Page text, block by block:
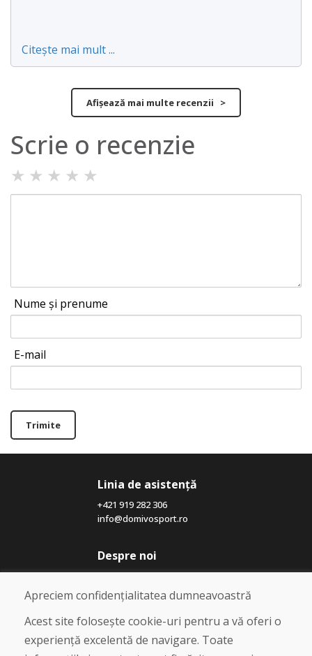
Citește mai mult ...
Afișează mai multe recenzii >
Scrie o recenzie
★ ★ ★ ★ ★
Nume și prenume
E-mail
Trimite
Linia de asistență
+421 919 282 306
info@domivosport.ro
Despre noi
Blog
Despre noi
Magazin
Contact
Apreciem confidențialitatea dumneavoastră
Acest site folosește cookie-uri pentru a vă oferi o
experiență excelentă de navigare. Toate